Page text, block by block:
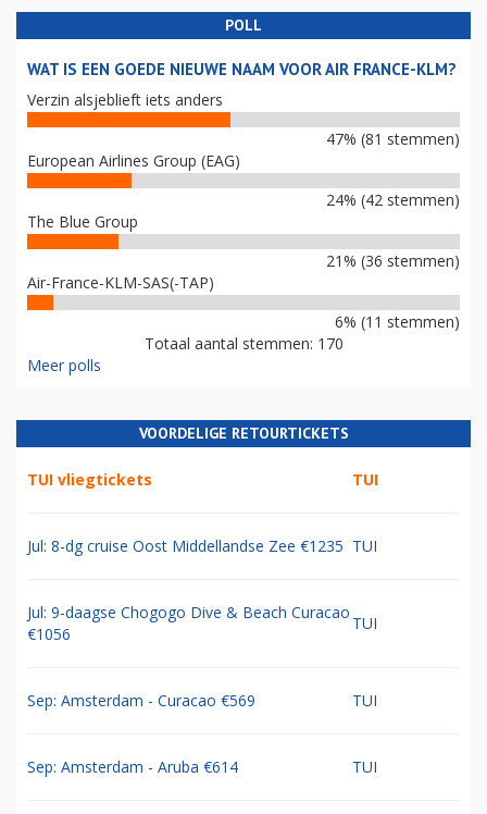
POLL
WAT IS EEN GOEDE NIEUWE NAAM VOOR AIR FRANCE-KLM?
Verzin alsjeblieft iets anders
47% (81 stemmen)
European Airlines Group (EAG)
24% (42 stemmen)
The Blue Group
21% (36 stemmen)
Air-France-KLM-SAS(-TAP)
6% (11 stemmen)
Totaal aantal stemmen: 170
Meer polls
VOORDELIGE RETOURTICKETS
TUI vliegtickets TUI
Jul: 8-dg cruise Oost Middellandse Zee €1235 TUI
Jul: 9-daagse Chogogo Dive & Beach Curacao
€1056
TUI
Sep: Amsterdam - Curacao €569 TUI
Sep: Amsterdam - Aruba €614 TUI